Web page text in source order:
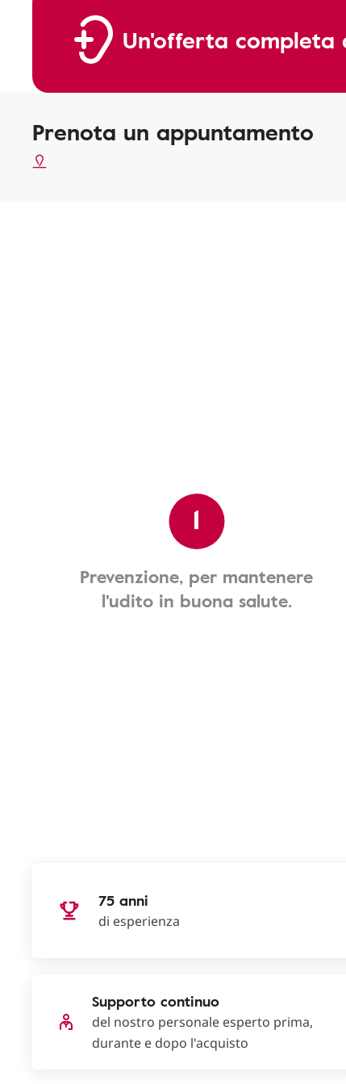
Un'offerta completa
Prenota un appuntamento
1
Prevenzione, per mantenere
l'udito in buona salute.
75 anni
di esperienza
Supporto continuo
del nostro personale esperto prima,
durante e dopo l'acquisto